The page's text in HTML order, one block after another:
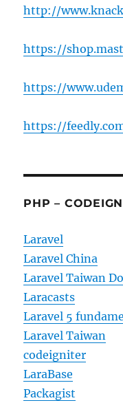
http://
https://
https://
https://
PHP –
Laravel
Laravel China
Laravel Taiwan
Laracasts
Laravel 5
Laravel Taiwan
codeigniter
LaraBase
Packagist